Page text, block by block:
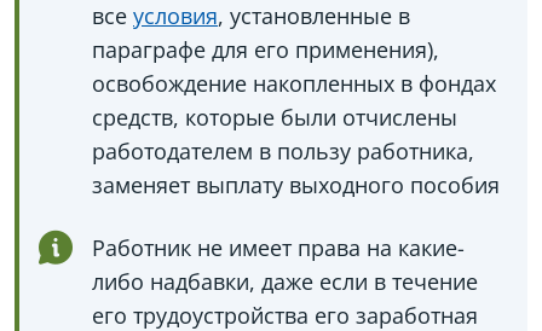
все условия, установленные в
параграфе для его применения),
освобождение накопленных в фондах
средств, которые были отчислены
работодателем в пользу работника,
заменяет выплату выходного пособия
Работник не имеет права на какие-
либо надбавки, даже если в течение
его трудоустройства его заработная